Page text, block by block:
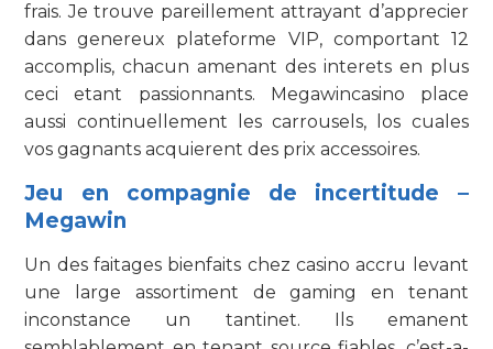
frais. Je trouve pareillement attrayant d’apprecier
dans genereux plateforme VIP, comportant 12
accomplis, chacun amenant des interets en plus
ceci etant passionnants. Megawincasino place
aussi continuellement les carrousels, los cuales
vos gagnants acquierent des prix accessoires.
Jeu en compagnie de incertitude –
Megawin
Un des faitages bienfaits chez casino accru levant
une large assortiment de gaming en tenant
inconstance un tantinet. Ils emanent